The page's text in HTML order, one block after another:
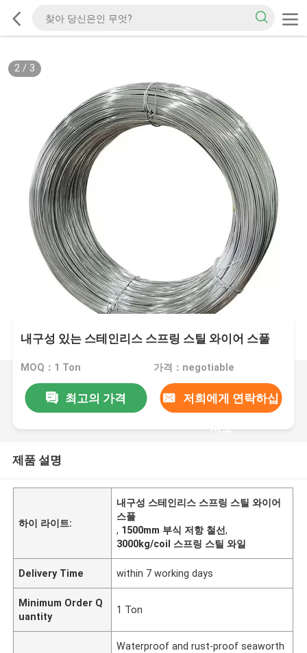
2/ 3
내구성 있는 스테인리스 스프링 스틸 와이어 스풀
MOQ：1 Ton 가격：negotiable
최고의 가격 저희에게 연락하십
시오
제품 설명
하이 라이트:
내구성 스테인리스 스프링 스틸 와이어
스풀
, 1500mm 부식 저항 철선,
3000kg/coil 스프링 스틸 와일
Delivery Time within 7 working days
Minimum Order Q
uantity
1 Ton
Waterproof and rust-proof seaworth